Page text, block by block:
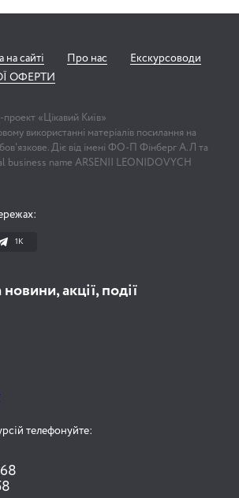
на сайті Про нас
Екскурсоводи
ОФЕРТИ
«Цікавий Київ»
використанні матеріалів посилання на
Діє від імені ФО-П Фінберг А.Л та
name ARSENII LEONIDOVYCH
1К
акції, події
телефонуйте: